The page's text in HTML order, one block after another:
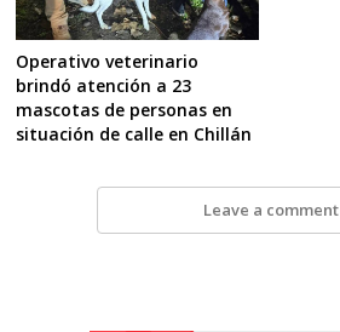
Operativo veterinario
brindó atención a 23
mascotas de personas en
situación de calle en Chillán
Leave a comment